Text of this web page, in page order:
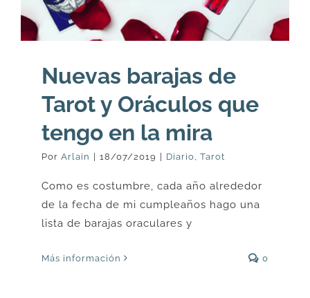
Carrito
Nuevas barajas de
Tarot y Oráculos que
tengo en la mira
Por Arlain 18/07/2019 Diario Tarot
Como es costumbre, cada año alrededor
de la fecha de mi cumpleaños hago una
lista de barajas oraculares y
Más información 0